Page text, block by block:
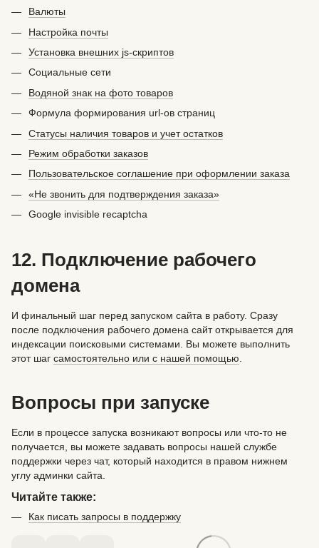
Валюты
Настройка почты
Установка внешних js-скриптов
Социальные сети
Водяной знак на фото товаров
Формула формирования url-ов страниц
Статусы наличия товаров и учет остатков
Режим обработки заказов
Пользовательское соглашение при оформлении заказа
«Не звонить для подтверждения заказа»
Google invisible recaptcha
12. Подключение рабочего
домена
И финальный шаг перед запуском сайта в работу. Сразу
после подключения рабочего домена сайт открывается для
индексации поисковыми системами. Вы можете выполнить
этот шаг самостоятельно или с нашей помощью
Вопросы при запуске
Если в процессе запуска возникают вопросы или что-то не
получается, вы можете задавать вопросы нашей службе
поддержки через чат, который находится в правом нижнем
углу админки сайта.
Читайте также:
Как писать запросы в поддержку